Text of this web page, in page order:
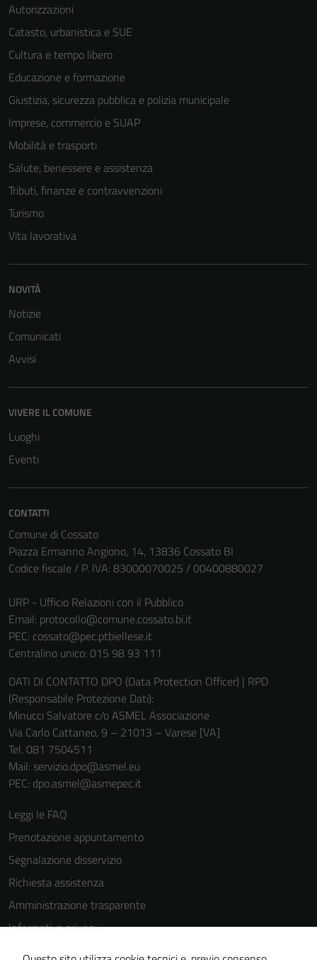
Autorizzazioni
Catasto, urbanistica e SUE
Cultura e tempo libero
Educazione e formazione
Giustizia, sicurezza pubblica e polizia municipale
Imprese, commercio e SUAP
Mobilità e trasporti
Salute, benessere e assistenza
Tributi, finanze e contravvenzioni
Turismo
Vita lavorativa
NOVITÀ
Notizie
Comunicati
Avvisi
VIVERE IL COMUNE
Luoghi
Eventi
CONTATTI
Comune di Cossato
Piazza Ermanno Angiono, 14, 13836 Cossato BI
Codice fiscale / P. IVA: 83000070025 / 00400880027
URP - Ufficio Relazioni con il Pubblico
Email: protocollo@comune.cossato.bi.it
PEC: cossato@pec.ptbiellese.it
Centralino unico: 015 98 93 111
DATI DI CONTATTO DPO (Data Protection Officer) | RPD
(Responsabile Protezione Dati):
Minucci Salvatore c/o ASMEL Associazione
Via Carlo Cattaneo, 9 – 21013 – Varese [VA]
Tel. 081 7504511
Mail: servizio.dpo@asmel.eu
PEC: dpo.asmel@asmepec.it
Leggi le FAQ
Prenotazione appuntamento
Segnalazione disservizio
Richiesta assistenza
Amministrazione trasparente
Informativa privacy
Cookie Policy